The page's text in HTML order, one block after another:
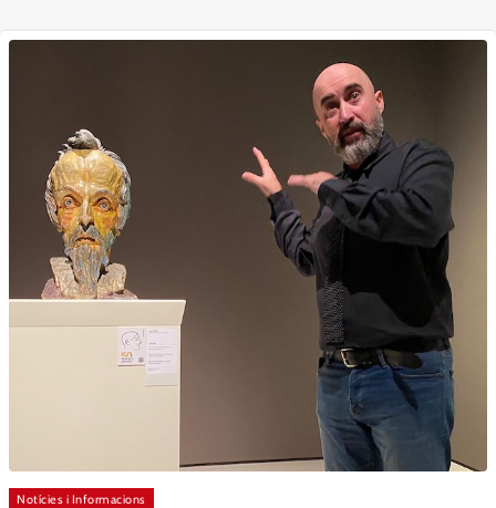
Notícies i Informacions